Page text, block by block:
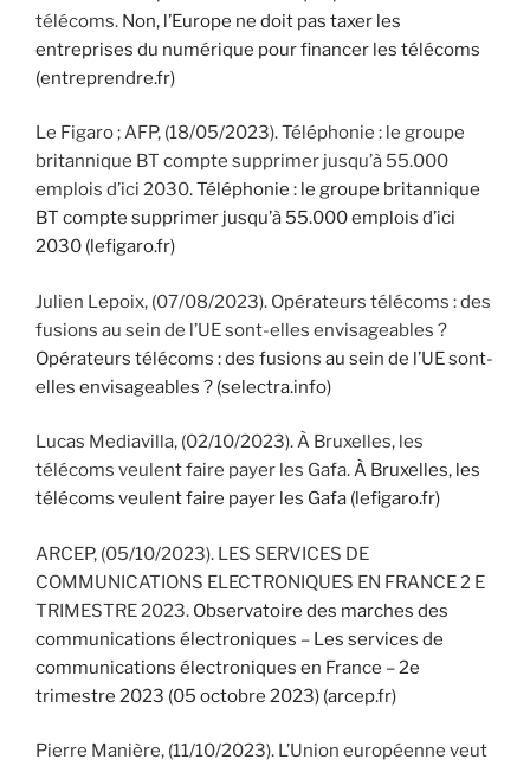
télécoms. Non, l’Europe ne doit pas taxer les
entreprises du numérique pour financer les télécoms
(entreprendre.fr)
Le Figaro ; AFP, (18/05/2023). Téléphonie : le groupe
britannique BT compte supprimer jusqu’à 55.000
emplois d’ici 2030.Téléphonie : le groupe britannique
BT compte supprimer jusqu’à 55.000 emplois d’ici
2030 (lefigaro.fr)
Julien Lepoix, (07/08/2023). Opérateurs télécoms : des
fusions au sein de l’UE sont-elles envisageables ?
Opérateurs télécoms : des fusions au sein de l’UE sont-
elles envisageables ? (selectra.info)
Lucas Mediavilla, (02/10/2023). À Bruxelles, les
télécoms veulent faire payer les Gafa.À Bruxelles, les
télécoms veulent faire payer les Gafa (lefigaro.fr)
ARCEP, (05/10/2023). LES SERVICES DE
COMMUNICATIONS ELECTRONIQUES EN FRANCE 2 E
TRIMESTRE 2023. Observatoire des marches des
communications électroniques – Les services de
communications électroniques en France – 2e
trimestre 2023 (05 octobre 2023) (arcep.fr)
Pierre Manière, (11/10/2023). L’Union européenne veut